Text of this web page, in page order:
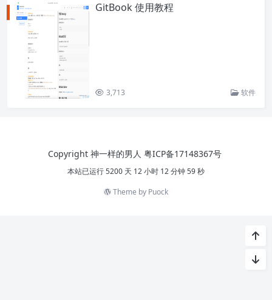
GitBook 使用教程
3,713 软件
Copyright 神一样的男人 粤ICP备17148367号
本站已运行 5200 天 12 小时 12 分钟 59 秒
Theme by Puock